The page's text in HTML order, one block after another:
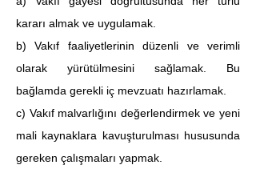
kararı almak ve uygulamak.
b) Vakıf faaliyetlerinin düzenli ve verimli
olarak yürütülmesini sağlamak. Bu
bağlamda gerekli iç mevzuatı hazırlamak.
c) Vakıf malvarlığını değerlendirmek ve yeni
mali kaynaklara kavuşturulması hususunda
gereken çalışmaları yapmak.